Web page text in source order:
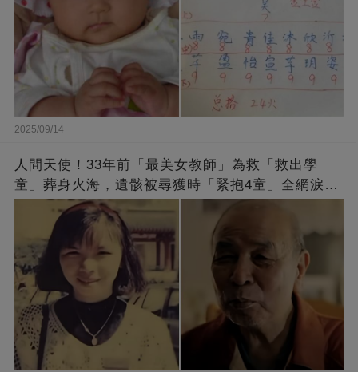
2025/09/14
人間天使！33年前「最美女教師」為救「救出學
童」葬身火海，遺骸被尋獲時「緊抱4童」全網淚
崩：真正的英雄不該被遺忘